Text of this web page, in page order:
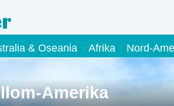
& Oseania Afrika Nord-
Amerika